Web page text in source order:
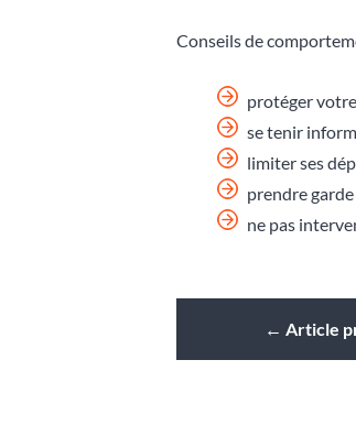
Conseils de
protéger
se tenir
limiter ses
prendre garde
ne pas
← Article